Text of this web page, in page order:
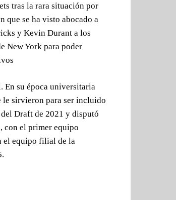
tras la rara situación por
que se ha visto abocado a
y Kevin Durant a los
New York para poder
En su época universitaria
le sirvieron para ser incluido
Draft de 2021 y disputó
con el primer equipo
el equipo filial de la